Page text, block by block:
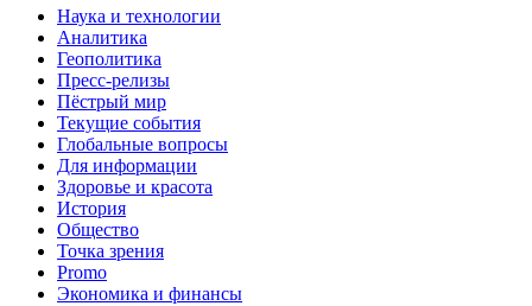
Наука и технологии
Аналитика
Геополитика
Пресс-релизы
Пёстрый мир
Текущие события
Глобальные вопросы
Для информации
Здоровье и красота
История
Общество
Точка зрения
Promo
Экономика и финансы